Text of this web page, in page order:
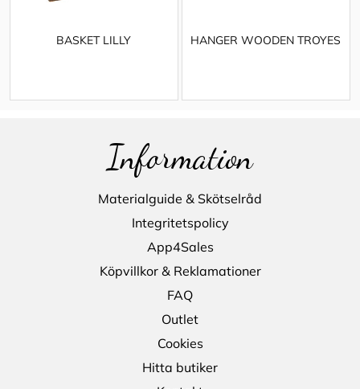
BASKET LILLY HANGER WOODEN TROYES
Information
Materialguide & Skötselråd
Integritetspolicy
App4Sales
Köpvillkor & Reklamationer
FAQ
Outlet
Cookies
Hitta butiker